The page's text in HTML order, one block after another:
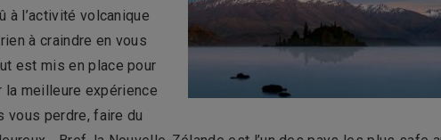
à l’activité volcanique
à craindre en vous
est mis en place pour
meilleure expérience
vous perdre, faire du